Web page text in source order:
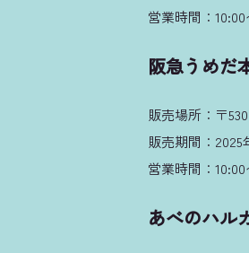
営業時間：10:00
阪急うめだ
販売場所：〒
販売期間：2025
営業時間：
あべのハル